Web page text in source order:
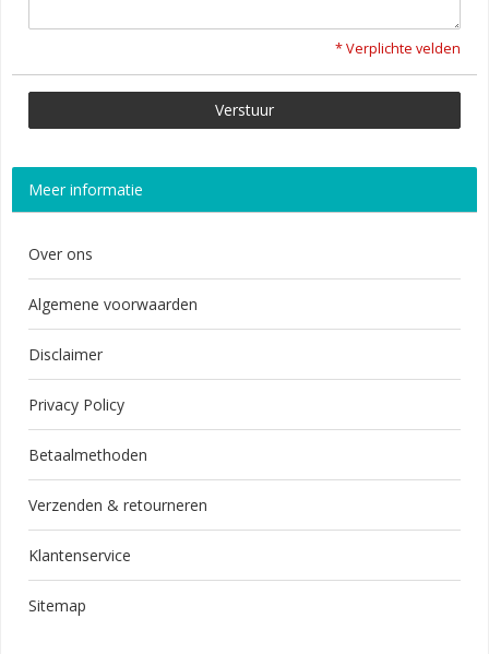
* Verplichte velden
Verstuur
Meer informatie
Over ons
Algemene voorwaarden
Disclaimer
Privacy Policy
Betaalmethoden
Verzenden & retourneren
Klantenservice
Sitemap